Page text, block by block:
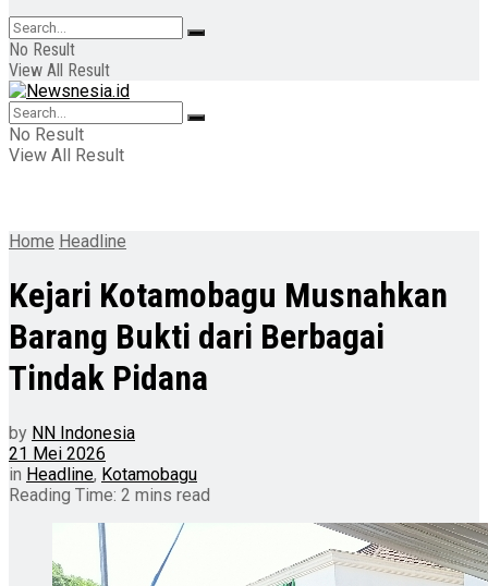
No Result
View All Result
No Result
View All Result
Home Headline
Kejari Kotamobagu Musnahkan
Barang Bukti dari Berbagai
Tindak Pidana
by NN Indonesia
21 Mei 2026
in Headline, Kotamobagu
Reading Time: 2 mins read